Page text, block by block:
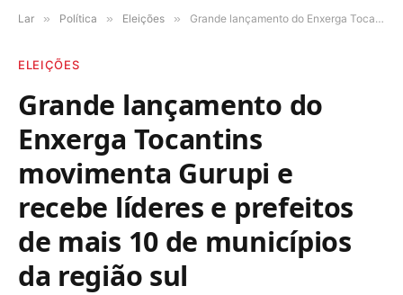
Lar » Política » Eleições » Grande lançamento do Enxerga Tocantins movimenta Gurupi e recebe líderes e prefeitos de mais 10 de municípios da região sul
ELEIÇÕES
Grande lançamento do
Enxerga Tocantins
movimenta Gurupi e
recebe líderes e prefeitos
de mais 10 de municípios
da região sul